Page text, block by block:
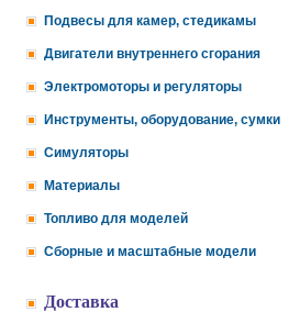
Подвесы для камер, стедикамы
Двигатели внутреннего сгорания
Электромоторы и регуляторы
Инструменты, оборудование, сумки
Симуляторы
Материалы
Топливо для моделей
Сборные и масштабные модели
Доставка